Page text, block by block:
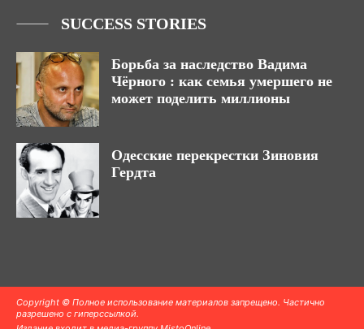
SUCCESS STORIES
Борьба за наследство Вадима
Чёрного : как семья умершего не
может поделить миллионы
Одесские перекрестки Зиновия
Гердта
Copyright © Полное использование материалов запрещено. Частично
разрешено с гиперссылкой.